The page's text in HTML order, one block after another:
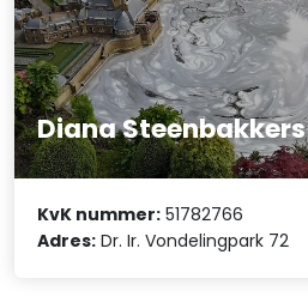
Diana Steenbakkers
KvK nummer: 51782766
Adres: Dr. Ir. Vondelingpark 72